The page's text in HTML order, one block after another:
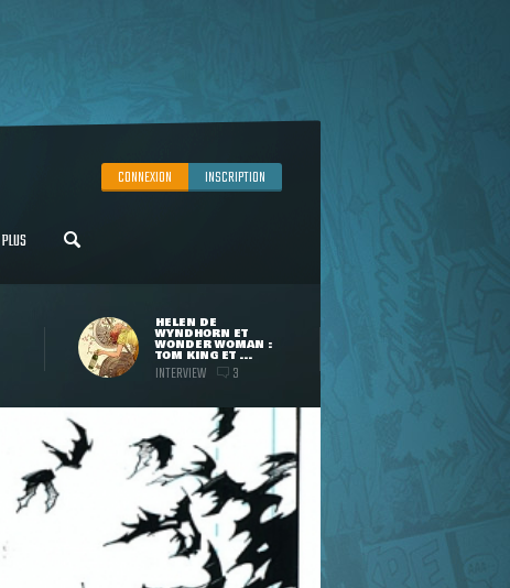
CONNEXION INSCRIPTION
PLUS
HELEN DE
WYNDHORN ET
WONDER WOMAN :
TOM KING ET ...
INTERVIEW 3